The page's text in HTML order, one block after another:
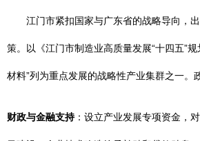
江门市紧扣国家与广东省的战略导向，
策。以《江门市制造业高质量发展“十四五”
材料”列为重点发展的战略性产业集群之一。
财政与金融支持：设立产业发展专项资金，